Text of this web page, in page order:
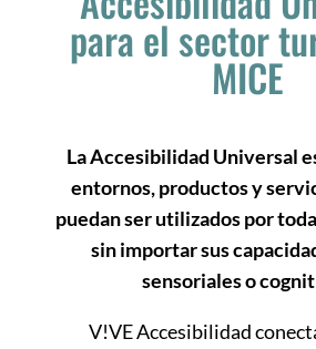
para el sector
MICE
La Accesibilidad Universal
entornos, productos y
puedan ser utilizados por
sin importar sus
sensoriales o
V!VE Accesibilidad